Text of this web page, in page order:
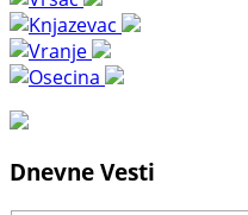
Dnevne Vesti